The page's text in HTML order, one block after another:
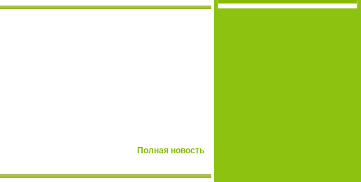
Полная новость